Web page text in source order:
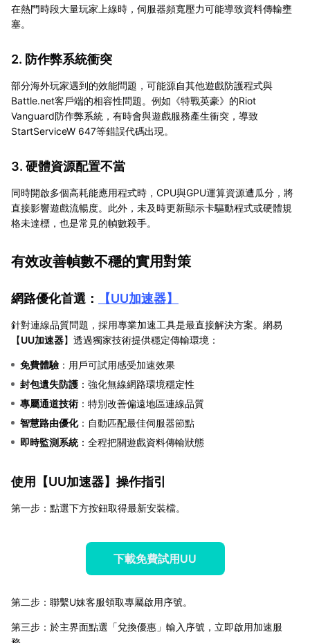
在熱門時段大量玩家上線時，伺服器頻寬壓力可能導致資料傳輸壅
塞。
2. 防作弊系統衝突
部分海外玩家遇到的效能問題，可能源自其他遊戲防護程式與
Battle.net客戶端的相容性問題。例如《特戰英豪》的Riot
Vanguard防作弊系統，有時會與遊戲服務產生衝突，導致
StartServiceW 647等錯誤代碼出現。
3. 硬體資源配置不當
同時開啟多個高耗能應用程式時，CPU與GPU運算資源遭瓜分，將
直接影響遊戲流暢度。此外，未及時更新顯示卡驅動程式或硬體規
格未達標，也是常見的幀數殺手。
有效改善幀數不穩的實用對策
網路優化首選： 【UU加速器】
針對連線品質問題，採用專業加速工具是最直接解決方案。網易
【UU加速器】透過獨家技術提供穩定傳輸環境：
免費體驗 ：用戶可試用感受加速效果
封包遺失防護 ：強化無線網路環境穩定性
專屬通道技術 ：特別改善偏遠地區連線品質
智慧路由優化：自動匹配最佳伺服器節點
即時監測系統：全程把關遊戲資料傳輸狀態
使用【UU加速器】操作指引
第一步：點選下方按鈕取得最新安裝檔。
下載免費試用UU
第二步：聯繫U妹客服領取專屬啟用序號。
第三步：於主界面點選「兌換優惠」輸入序號，立即啟用加速服